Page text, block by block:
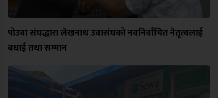
पोउवा संघद्धारा लेखनाथ उवासंघको नवनिर्वाचित नेतृत्वलाई
बधाई तथा सम्मान